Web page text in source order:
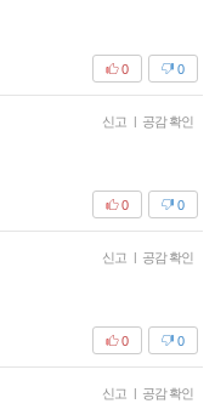
0
0
신고 공감 확인
0
0
신고 공감 확인
0
0
신고 공감 확인